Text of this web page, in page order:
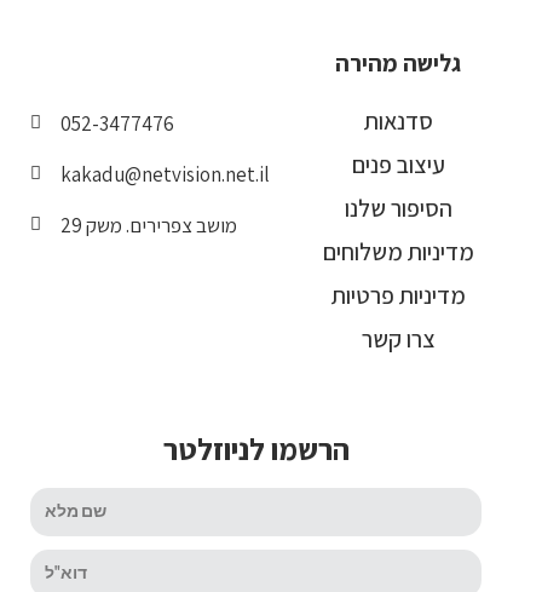
052-3477476
kakadu@netvision.net.il
מושב צפרירים. משק 29
גלישה מהירה
סדנאות
עיצוב פנים
הסיפור שלנו
מדיניות משלוחים
מדיניות פרטיות
צרו קשר
הרשמו לניוזלטר